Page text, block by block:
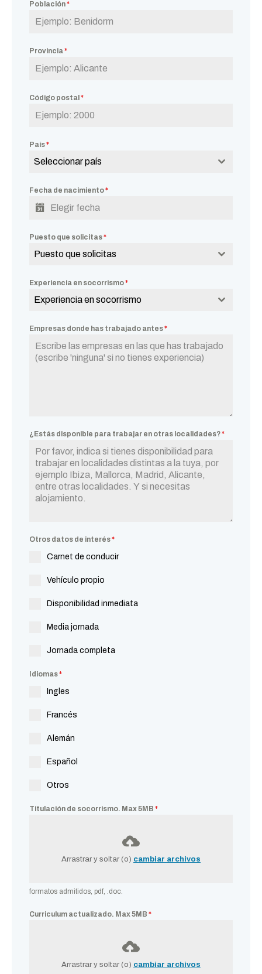
Población*
Provincia*
Código postal *
País*
Seleccionar país
Fecha de nacimiento*
Puesto que solicitas*
Puesto que solicitas
Experiencia en socorrismo*
Experiencia en socorrismo
Empresas donde has trabajado antes*
¿Estás disponible para trabajar en otras localidades?*
Otros datos de interés*
Carnet de conducir
Vehículo propio
Disponibilidad inmediata
Media jornada
Jornada completa
Idiomas*
Ingles
Francés
Alemán
Español
Otros
Titulación de socorrismo. Max 5MB *
Arrastrar y soltar (o) cambiar archivos
formatos admitidos, pdf, .doc.
Curriculum actualizado. Max 5MB *
Arrastrar y soltar (o) cambiar archivos